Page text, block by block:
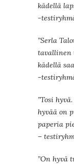
kädellä
-
”Serla
tavallinen
kädellä
-
”Tosi
hyvää on
paperia
–
”On hyvä